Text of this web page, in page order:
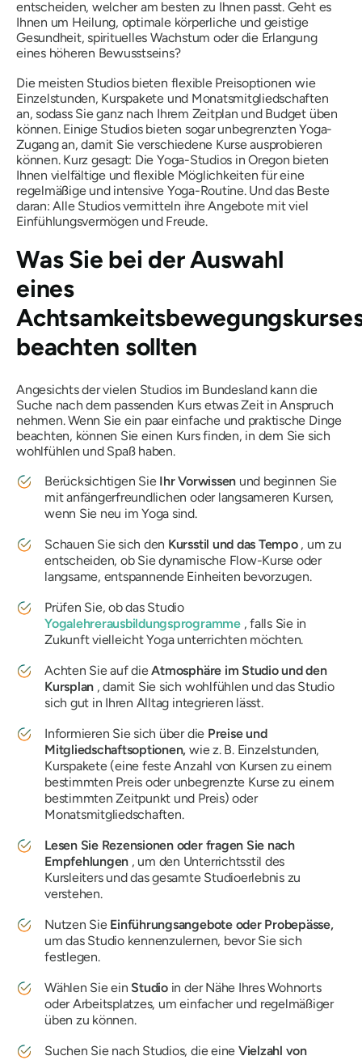
entscheiden, welcher am besten zu Ihnen passt. Geht es
Ihnen um Heilung, optimale körperliche und geistige
Gesundheit, spirituelles Wachstum oder die Erlangung
eines höheren Bewusstseins?
Die meisten Studios bieten flexible Preisoptionen wie
Einzelstunden, Kurspakete und Monatsmitgliedschaften
an, sodass Sie ganz nach Ihrem Zeitplan und Budget üben
können. Einige Studios bieten sogar unbegrenzten Yoga-
Zugang an, damit Sie verschiedene Kurse ausprobieren
können. Kurz gesagt: Die Yoga-Studios in Oregon bieten
Ihnen vielfältige und flexible Möglichkeiten für eine
regelmäßige und intensive Yoga-Routine. Und das Beste
daran: Alle Studios vermitteln ihre Angebote mit viel
Einfühlungsvermögen und Freude.
Was Sie bei der Auswahl
eines
beachten sollten
Angesichts der vielen Studios im Bundesland kann die
Suche nach dem passenden Kurs etwas Zeit in Anspruch
nehmen. Wenn Sie ein paar einfache und praktische Dinge
beachten, können Sie einen Kurs finden, in dem Sie sich
wohlfühlen und Spaß haben.
Berücksichtigen Sie Ihr Vorwissen und beginnen Sie
mit anfängerfreundlichen oder langsameren Kursen,
wenn Sie neu im Yoga sind.
Schauen Sie sich den Kursstil und das Tempo , um zu
entscheiden, ob Sie dynamische Flow-Kurse oder
langsame, entspannende Einheiten bevorzugen.
Prüfen Sie, ob das Studio
Yogalehrerausbildungsprogramme, falls Sie in
Zukunft vielleicht Yoga unterrichten möchten.
Achten Sie auf dieAtmosphäre im Studio und den
Kursplan , damit Sie sich wohlfühlen und das Studio
sich gut in Ihren Alltag integrieren lässt.
Informieren Sie sich über die Preise und
Mitgliedschaftsoptionen, wie z. B. Einzelstunden,
Kurspakete (eine feste Anzahl von Kursen zu einem
bestimmten Preis oder unbegrenzte Kurse zu einem
bestimmten Zeitpunkt und Preis) oder
Monatsmitgliedschaften.
Lesen Sie Rezensionen oder fragen Sie nach
Empfehlungen , um den Unterrichtsstil des
Kursleiters und das gesamte Studioerlebnis zu
verstehen.
Nutzen SieEinführungsangebote oder Probepässe,
um das Studio kennenzulernen, bevor Sie sich
festlegen.
Wählen Sie ein Studioin der Nähe Ihres Wohnorts
oder Arbeitsplatzes, um einfacher und regelmäßiger
üben zu können.
Suchen Sie nach Studios, die eine Vielzahl von